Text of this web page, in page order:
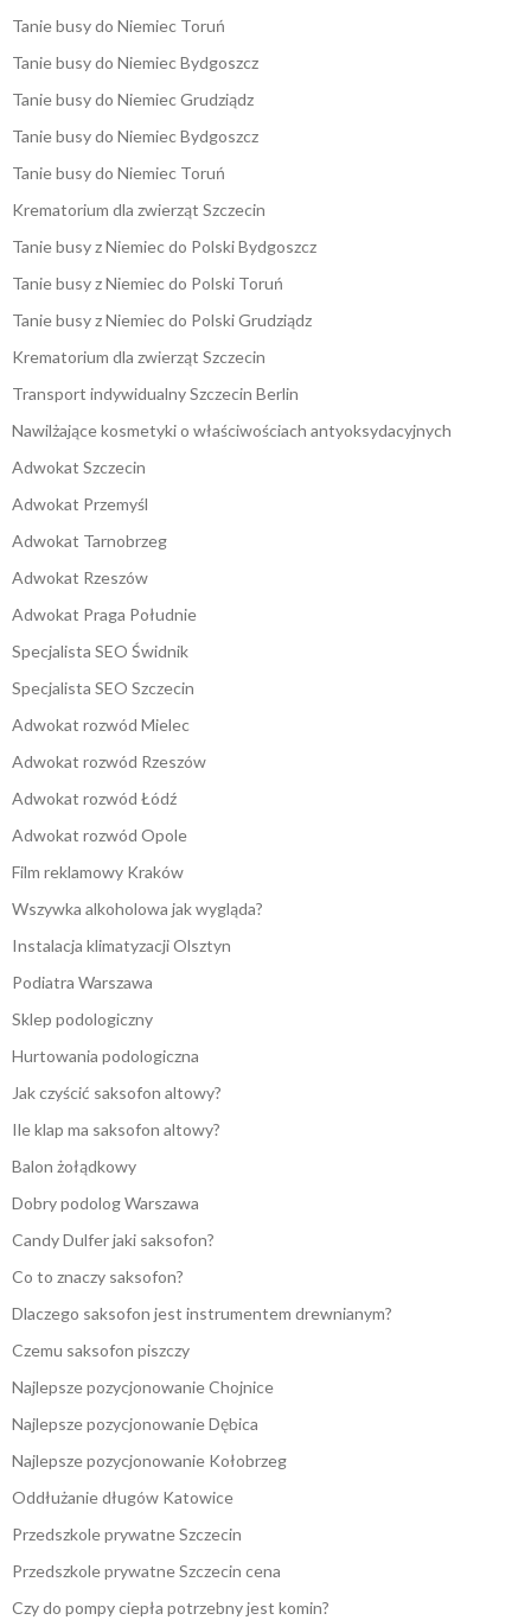
Tanie busy do Niemiec Toruń
Tanie busy do Niemiec Bydgoszcz
Tanie busy do Niemiec Grudziądz
Tanie busy do Niemiec Bydgoszcz
Tanie busy do Niemiec Toruń
Krematorium dla zwierząt Szczecin
Tanie busy z Niemiec do Polski Bydgoszcz
Tanie busy z Niemiec do Polski Toruń
Tanie busy z Niemiec do Polski Grudziądz
Krematorium dla zwierząt Szczecin
Transport indywidualny Szczecin Berlin
Nawilżające kosmetyki o właściwościach antyoksydacyjnych
Adwokat Szczecin
Adwokat Przemyśl
Adwokat Tarnobrzeg
Adwokat Rzeszów
Adwokat Praga Południe
Specjalista SEO Świdnik
Specjalista SEO Szczecin
Adwokat rozwód Mielec
Adwokat rozwód Rzeszów
Adwokat rozwód Łódź
Adwokat rozwód Opole
Film reklamowy Kraków
Wszywka alkoholowa jak wygląda?
Instalacja klimatyzacji Olsztyn
Podiatra Warszawa
Sklep podologiczny
Hurtowania podologiczna
Jak czyścić saksofon altowy?
Ile klap ma saksofon altowy?
Balon żołądkowy
Dobry podolog Warszawa
Candy Dulfer jaki saksofon?
Co to znaczy saksofon?
Dlaczego saksofon jest instrumentem drewnianym?
Czemu saksofon piszczy
Najlepsze pozycjonowanie Chojnice
Najlepsze pozycjonowanie Dębica
Najlepsze pozycjonowanie Kołobrzeg
Oddłużanie długów Katowice
Przedszkole prywatne Szczecin
Przedszkole prywatne Szczecin cena
Czy do pompy ciepła potrzebny jest komin?